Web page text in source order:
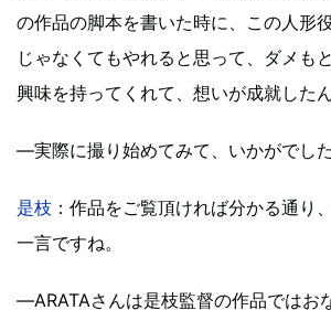
の作品の脚本を書いた時に、この人形
じゃなくてもやれると思って、ダメも
興味を持ってくれて、想いが成就したん
―実際に撮り始めてみて、いかがでし
是枝 ：作品をご覧頂ければ分かる通り
一言ですね。
―ARATAさんは是枝監督の作品ではお